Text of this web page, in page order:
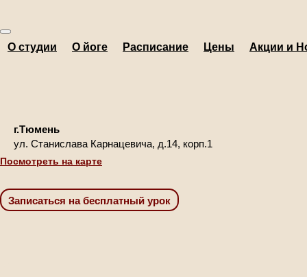
О студии О йоге Расписание Цены Акции и
г.Тюмень
ул. Станислава Карнацевича, д.14, корп.1
Посмотреть на карте